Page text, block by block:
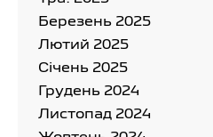
Березень 2025
Лютий 2025
Cічень 2025
Грудень 2024
Листопад 2024